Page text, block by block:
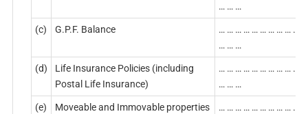
… … …
(c) G.P.F. Balance
… … … … … … … … … … …
… … …
(d)
Life Insurance Policies (including
Postal Life Insurance)
… … … … … … … … … … …
… … …
(e)
Moveable and Immovable properties
… … … … … … … … … … …